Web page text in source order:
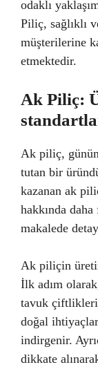
odaklı
Piliç, sağlıklı
müşterilerine
etmektedir.
Ak Piliç:
Ak piliç,
tutan bir
kazanan ak
hakkında
makalede
Ak piliçin
İlk adım
tavuk
doğal
indirgenir.
dikkate